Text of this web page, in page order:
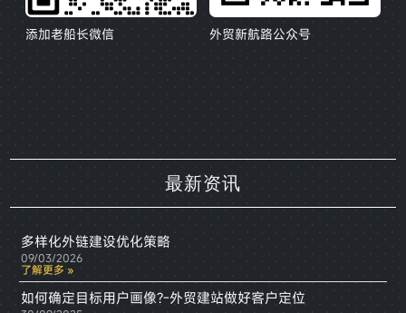
添加老船长微信 外贸新航路公众号
最新资讯
多样化外链建设优化策略
09/03/2026
了解更多 »
如何确定目标用户画像?-外贸建站做好客户定位